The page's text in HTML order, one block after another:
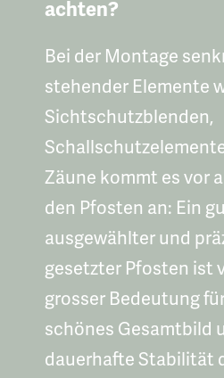
achten?
Bei der Montage
stehender Elemente
Sichtschutzblenden,
Zäune kommt es vor
den Pfosten an: Ein
ausgewählter und
gesetzter Pfosten ist
grosser Bedeutung
schönes Gesamtbild
dauerhafte Stabilität